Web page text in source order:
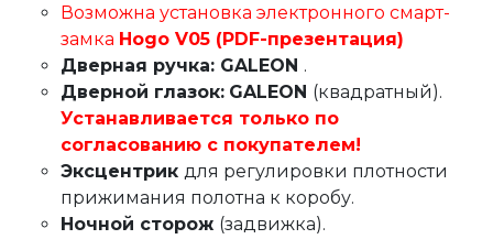
Возможна установка электронного смарт-
замка Hogo V05 (PDF-презентация)
Дверная ручка: GALEON .
Дверной глазок: GALEON (квадратный).
Устанавливается только по
согласованию с покупателем!
Эксцентрик для регулировки плотности
прижимания полотна к коробу.
Ночной сторож (задвижка).